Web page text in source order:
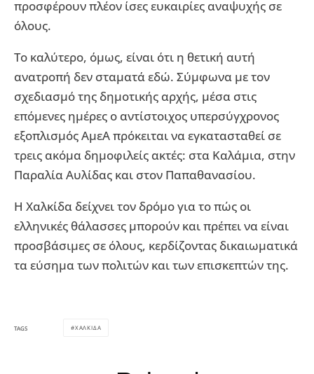
προσφέρουν πλέον ίσες ευκαιρίες αναψυχής σε
όλους.
Το καλύτερο, όμως, είναι ότι η θετική αυτή
ανατροπή δεν σταματά εδώ. Σύμφωνα με τον
σχεδιασμό της δημοτικής αρχής, μέσα στις
επόμενες ημέρες ο αντίστοιχος υπερσύγχρονος
εξοπλισμός ΑμεΑ πρόκειται να εγκατασταθεί σε
τρεις ακόμα δημοφιλείς ακτές: στα Καλάμια, στην
Παραλία Αυλίδας και στον Παπαθανασίου.
Η Χαλκίδα δείχνει τον δρόμο για το πώς οι
ελληνικές θάλασσες μπορούν και πρέπει να είναι
προσβάσιμες σε όλους, κερδίζοντας δικαιωματικά
τα εύσημα των πολιτών και των επισκεπτών της.
TAGS ΧΑΛΚΙΔΑ